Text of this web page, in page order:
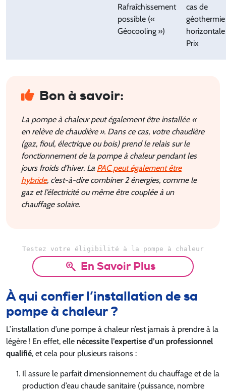
Rafraîchissement
possible («
Géocooling »)
cas de
géothermie
horizontale
Prix
Bon à savoir:
La pompe à chaleur peut également être installée «
en relève de chaudière ». Dans ce cas, votre chaudière
(gaz, fioul, électrique ou bois) prend le relais sur le
fonctionnement de la pompe à chaleur pendant les
jours froids d’hiver. La PAC peut également être
hybride, c’est-à-dire combiner 2 énergies, comme le
gaz et l’électricité ou même être couplée à un
chauffage solaire.
Testez votre éligibilité à la pompe à chaleur
En Savoir Plus
À qui confier l’installation de sa
pompe à chaleur ?
L’installation d’une pompe à chaleur n’est jamais à prendre à la
légère ! En effet, elle nécessite l’expertise d’un professionnel
qualifié, et cela pour plusieurs raisons :
Il assure le parfait dimensionnement du chauffage et de la
production d’eau chaude sanitaire (puissance, nombre